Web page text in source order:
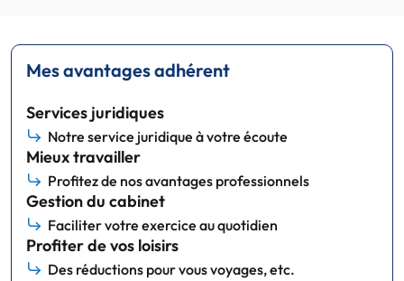
Mes avantages adhérent
Services juridiques
Notre service juridique à votre écoute
Mieux travailler
Profitez de nos avantages professionnels
Gestion du cabinet
Faciliter votre exercice au quotidien
Profiter de vos loisirs
Des réductions pour vous voyages, etc.